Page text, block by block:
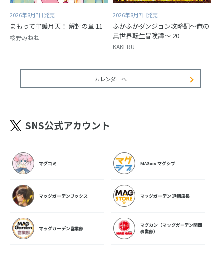
2026年8月7日発売
まもって守護月天！ 解封の章 11
桜野みねね
2026年8月7日発売
ふかふかダンジョン攻略記～俺の
異世界転生冒険譚～ 20
KAKERU
カレンダーへ
SNS公式アカウント
マグコミ MAGxiv マグシブ
マッグガーデンブックス マッグガーデン 通販店長
マッグガーデン営業部
マグカン（マッグガーデン関西
事業部）